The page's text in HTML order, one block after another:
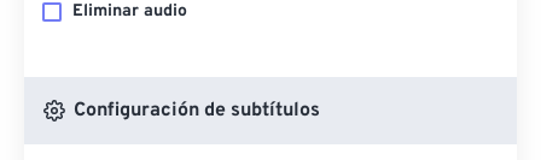
Eliminar audio
Configuración de subtítulos